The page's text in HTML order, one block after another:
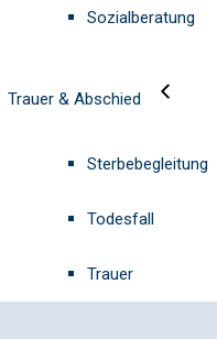
Sozialberatung
Trauer & Abschied
Sterbebegleitung
Todesfall
Trauer